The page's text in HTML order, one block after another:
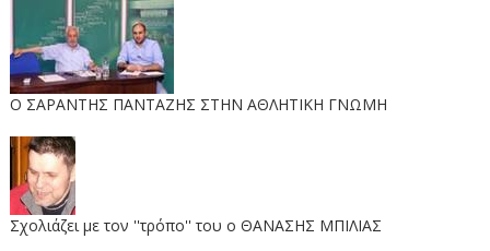
O ΣΑΡΑΝΤΗΣ ΠΑΝΤΑΖΗΣ ΣΤΗΝ ΑΘΛΗΤΙΚΗ ΓΝΩΜΗ
Σχολιάζει με τον ''τρόπο'' του ο ΘΑΝΑΣΗΣ ΜΠΙΛΙΑΣ